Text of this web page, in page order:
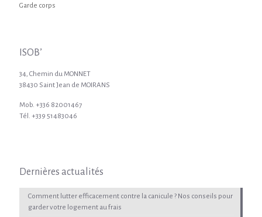
Garde corps
ISOB’
34, Chemin du MONNET
38430 Saint Jean de MOIRANS
Mob. +336 82001467
Tél. +339 51483046
Dernières actualités
Comment lutter efficacement contre la canicule ? Nos conseils pour
garder votre logement au frais